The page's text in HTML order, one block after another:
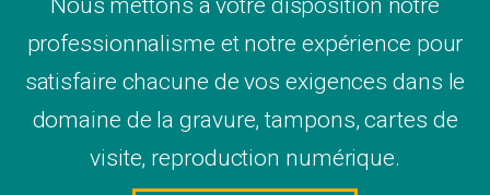
Nous mettons à votre disposition notre
professionnalisme et notre expérience pour
satisfaire chacune de vos exigences dans le
domaine de la gravure, tampons, cartes de
visite, reproduction numérique.